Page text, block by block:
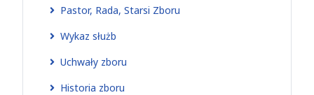
Pastor, Rada, Starsi Zboru
Wykaz służb
Uchwały zboru
Historia zboru